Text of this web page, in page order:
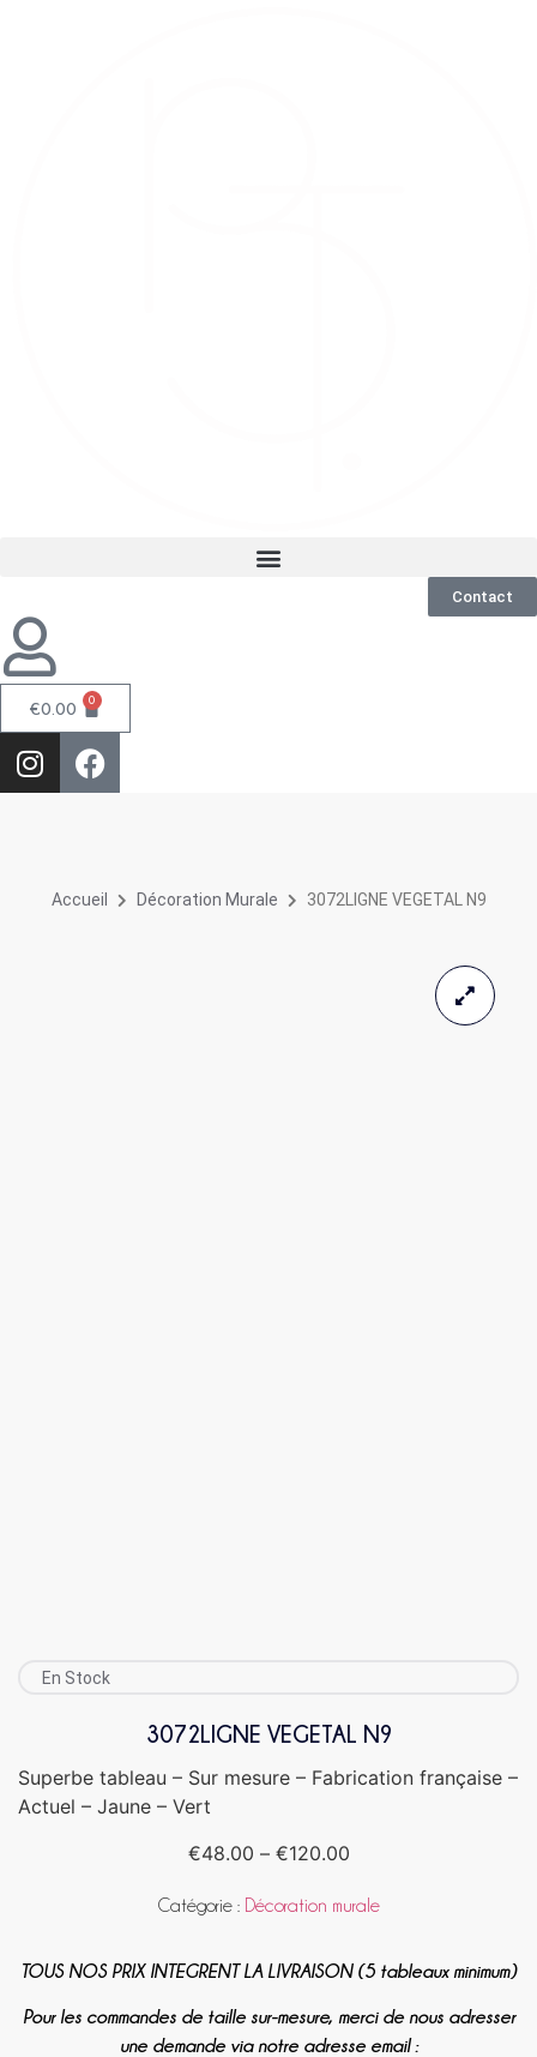
Contact
€0.00 0
Accueil Décoration Murale 3072LIGNE VEGETAL N9
En Stock
3072LIGNE VEGETAL N9
Superbe tableau – Sur mesure – Fabrication française –
Actuel – Jaune – Vert
€48.00 – €120.00
Catégorie : Décoration murale
TOUS NOS PRIX INTEGRENT LA LIVRAISON (5 tableaux minimum)
Pour les commandes de taille sur-mesure, merci de nous adresser
une demande via notre adresse email :